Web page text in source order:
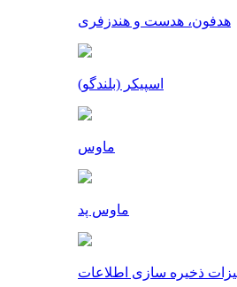
هدفون، هدست و هندزفری
اسپیکر (بلندگو)
ماوس
ماوس پد
ذخیره سازی اطلاعات